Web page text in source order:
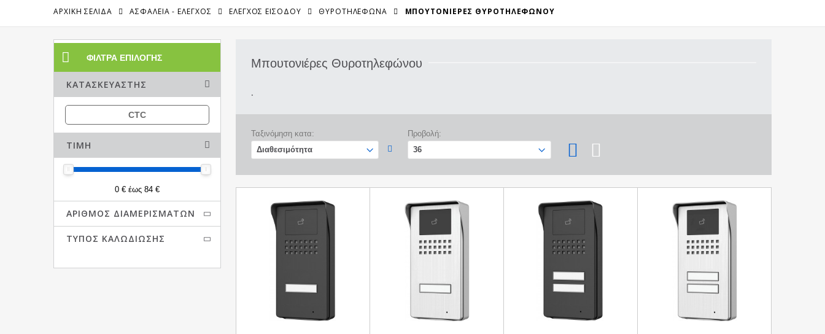
ΑΡΧΙΚΉ ΣΕΛΊΔΑ ΑΣΦΑΛΕΙΑ - ΕΛΕΓΧΟΣ ΈΛΕΓΧΟΣ ΕΙΣΌΔΟΥ ΘΥΡΟΤΗΛΈΦΩΝΑ ΜΠΟΥΤΟΝΙΈΡΕΣ ΘΥΡΟΤΗΛΕΦΏΝΟΥ
ΦΊΛΤΡΑ ΕΠΙΛΟΓΉΣ
ΚΑΤΑΣΚΕΥΑΣΤΉΣ
CTC
ΤΙΜΉ
0 € έως 84 €
ΑΡΙΘΜΌΣ ΔΙΑΜΕΡΙΣΜΆΤΩΝ
ΤΎΠΟΣ ΚΑΛΩΔΊΩΣΗΣ
Μπουτονιέρες Θυροτηλεφώνου
.
Ταξινόμηση κατα: Προβολή: